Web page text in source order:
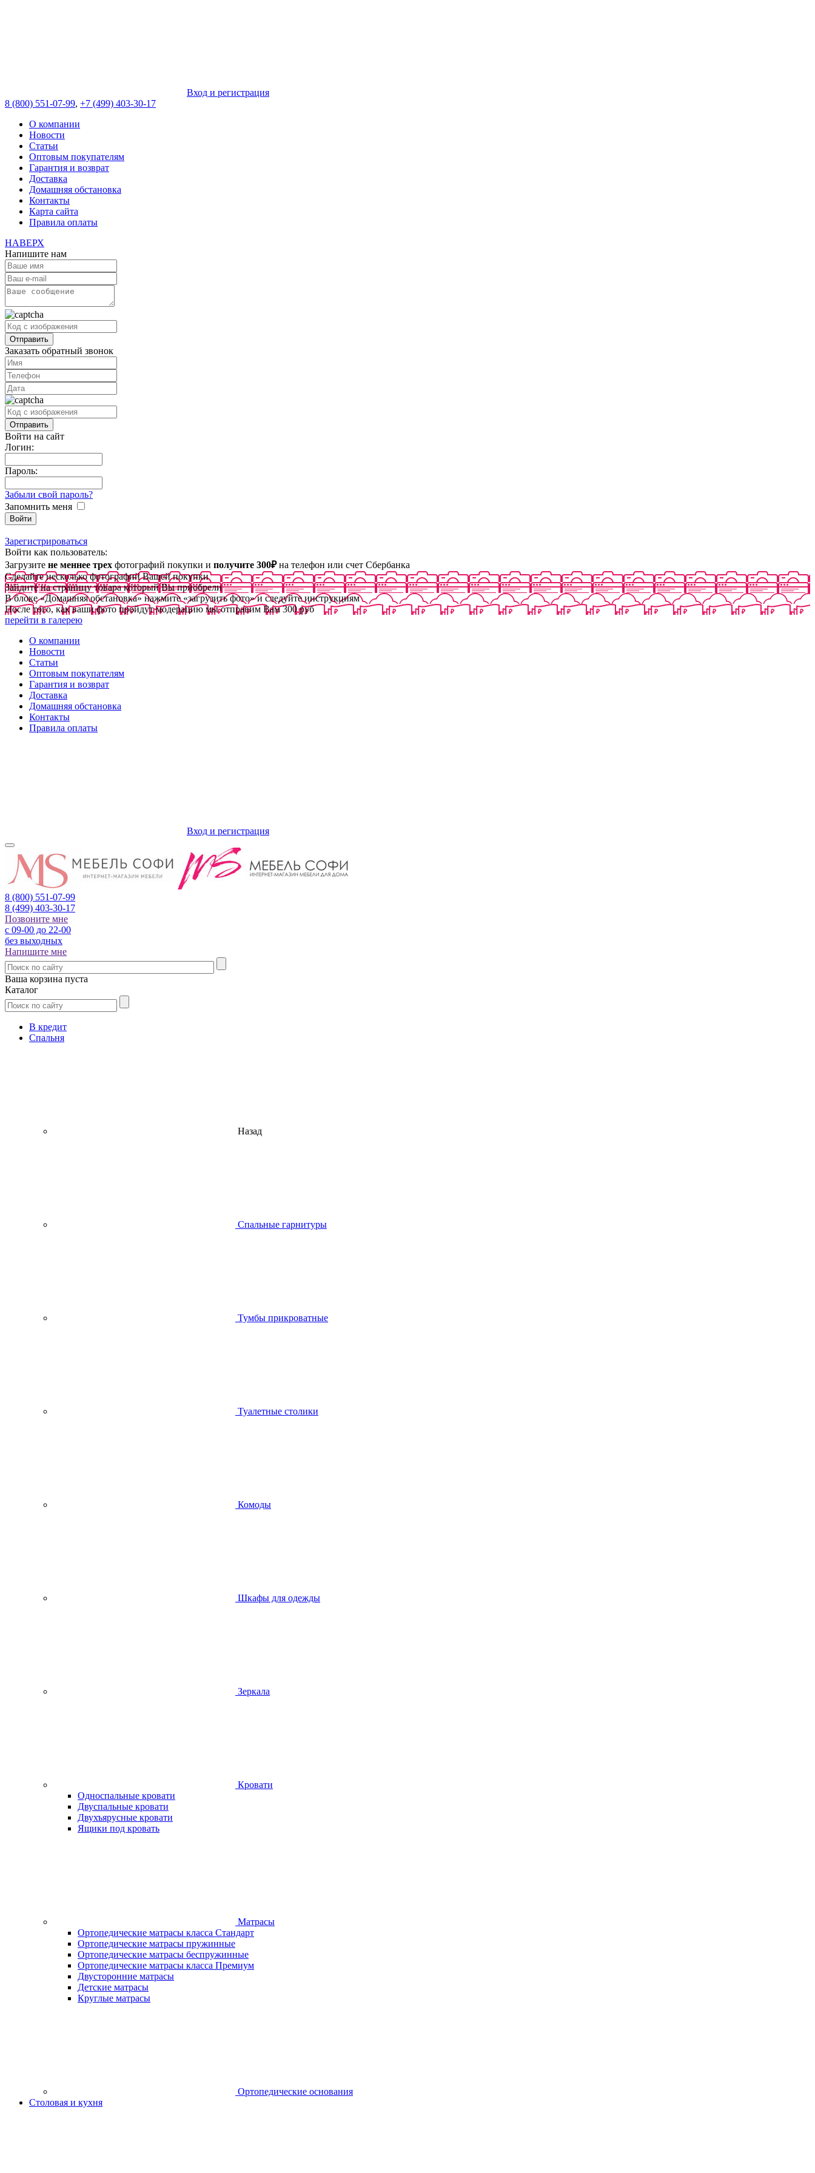
Вход и регистрация
8 (800) 551-07-99, +7 (499) 403-30-17
О компании
Новости
Статьи
Оптовым покупателям
Гарантия и возврат
Доставка
Домашняя обстановка
Контакты
Карта сайта
Правила оплаты
НАВЕРХ
Напишите нам
Заказать обратный звонок
Войти на сайт
Логин:
Пароль:
Забыли свой пароль?
Запомнить меня
Зарегистрироваться
Войти как пользователь:
Загрузите не меннее трех фотографий покупки и получите 300₽на телефон или счет Сбербанка
Сделайте несколько фотографий Вашей покупки
Зайдите на страницу товара который Вы приобрели
В блоке «Домашняя обстановка» нажмите «загрузить фото» и следуйте инструкциям
После того, как ваши фото пройдут модерацию мы отправим Вам 300 руб
перейти в галерею
О компании
Новости
Статьи
Оптовым покупателям
Гарантия и возврат
Доставка
Домашняя обстановка
Контакты
Правила оплаты
Вход и регистрация
8 (800) 551-07-99
8 (499) 403-30-17
Позвоните мне
с 09-00 до 22-00
без выходных
Напишите мне
Ваша корзина пуста
Каталог
В кредит
Спальня
Назад
Спальные гарнитуры
Тумбы прикроватные
Туалетные столики
Комоды
Шкафы для одежды
Зеркала
Кровати
Односпальные кровати
Двуспальные кровати
Двухъярусные кровати
Ящики под кровать
Матрасы
Ортопедические матрасы класса Стандарт
Ортопедические матрасы пружинные
Ортопедические матрасы беспружинные
Ортопедические матрасы класса Премиум
Двусторонние матрасы
Детские матрасы
Круглые матрасы
Ортопедические основания
Столовая и кухня